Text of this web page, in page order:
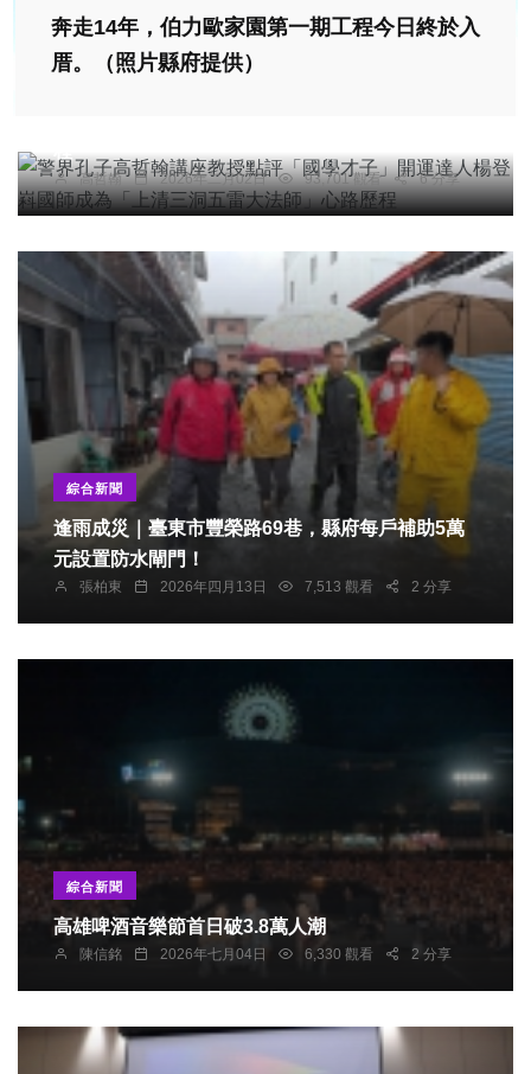
奔走14年，伯力歐家園第一期工程今日終於入
厝。（照片縣府提供）
專欄
高哲翰 2026年二月02日 93,701 觀看 6 分享
綜合新聞
逢雨成災｜臺東市豐榮路69巷，縣府每戶補助5萬
元設置防水閘門！
張柏東 2026年四月13日 7,513 觀看 2 分享
綜合新聞
高雄啤酒音樂節首日破3.8萬人潮
陳信銘 2026年七月04日 6,330 觀看 2 分享